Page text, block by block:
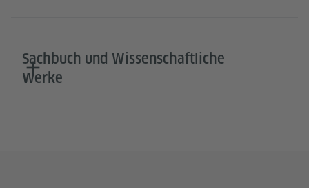
Sachbuch und Wissenschaftliche
Werke